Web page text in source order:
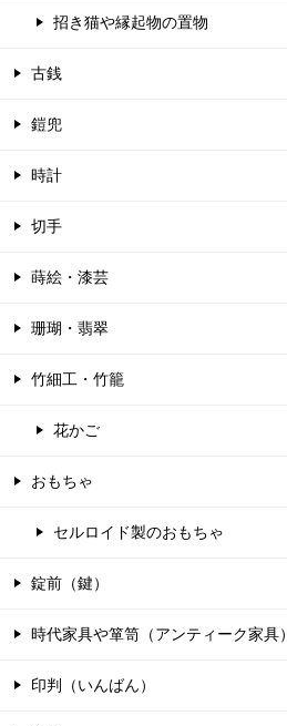
招き猫や縁起物の置物
古銭
鎧兜
時計
切手
蒔絵・漆芸
珊瑚・翡翠
竹細工・竹籠
花かご
おもちゃ
セルロイド製のおもちゃ
錠前（鍵）
時代家具や箪笥（アンティーク家具）
印判（いんばん）